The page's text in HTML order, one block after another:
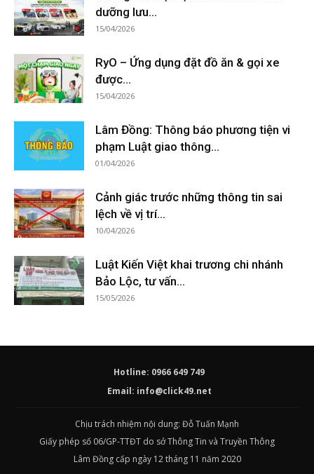
dưỡng lưu...
15/04/2026
RyO – Ứng dụng đặt đồ ăn & gọi xe
được...
15/04/2026
Lâm Đồng: Thông báo phương tiện vi
phạm Luật giao thông...
01/04/2026
Cảnh giác trước những thông tin sai
lệch về vị trí...
10/04/2026
Luật Kiến Việt khai trương chi nhánh
Bảo Lộc, tư vấn...
15/05/2026
Hotline: 0966 649 749
Email: info@click49.net
Chịu trách nhiệm nội dung: Đỗ Tuấn Mạnh
Giấy phép số 06/GP-TTĐT do sở Thông Tin và Truyền Thông
Lâm Đồng cấp ngày 12 tháng 11 năm 2020